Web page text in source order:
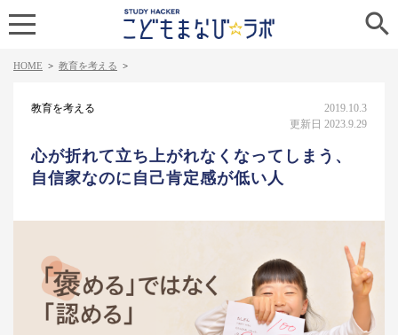

HOME > 教育を考える >
教育を考える
2019.10.3
更新日 2023.9.29
心が折れて立ち上がれなくなってしまう、
自信家なのに自己肯定感が低い人